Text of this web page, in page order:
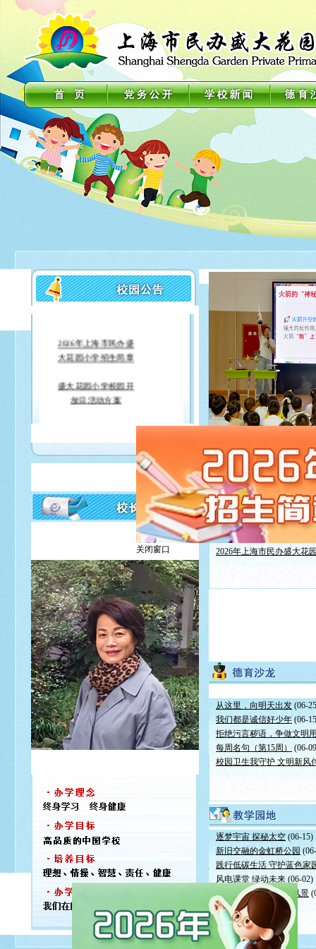
守护生物多
2026年徐汇区小学一
2026年上海市民办盛
大花园小学招生简章
盛大花园小学校园开
放日活动方案
从这里，向明天出发 (06-
童趣飞扬 礼赞成长 (06-09)
骐骥驰骋 乐动盛大 (05-06)
非遗润童心 文化共传承
2026年上海市民办盛大花
从这里，向明天出发 (06-
我们都是诚信好少年 (06-
拒绝污言秽语，争做文明
每周名句（第15周）
(06-
校园卫生我守护 文明新风
逐梦宇宙 探秘太空 (06-15)
新旧交融的金虹桥公园
践行低碳生活 守护蓝色家
风电课堂 绿动未来 (06-02)
城市天际线下的动人风景
关闭窗口